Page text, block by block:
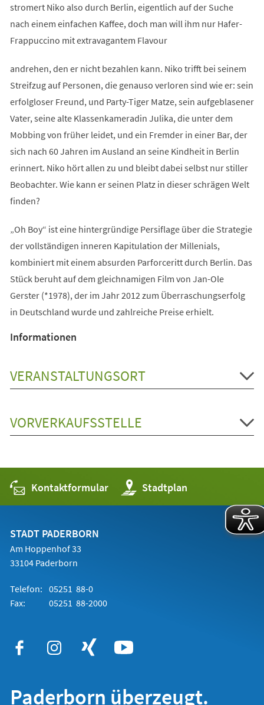
stromert Niko also durch Berlin, eigentlich auf der Suche
nach einem einfachen Kaffee, doch man will ihm nur Hafer-
Frappuccino mit extravagantem Flavour
andrehen, den er nicht bezahlen kann. Niko trifft bei seinem
Streifzug auf Personen, die genauso verloren sind wie er: sein
erfolgloser Freund, und Party-Tiger Matze, sein aufgeblasener
Vater, seine alte Klassenkameradin Julika, die unter dem
Mobbing von früher leidet, und ein Fremder in einer Bar, der
sich nach 60 Jahren im Ausland an seine Kindheit in Berlin
erinnert. Niko hört allen zu und bleibt dabei selbst nur stiller
Beobachter. Wie kann er seinen Platz in dieser schrägen Welt
finden?
„Oh Boy“ ist eine hintergründige Persiflage über die Strategie
der vollständigen inneren Kapitulation der Millenials,
kombiniert mit einem absurden Parforceritt durch Berlin. Das
Stück beruht auf dem gleichnamigen Film von Jan-Ole
Gerster (*1978), der im Jahr 2012 zum Überraschungserfolg
in Deutschland wurde und zahlreiche Preise erhielt.
Informationen
VERANSTALTUNGSORT
VORVERKAUFSSTELLE
Kontaktformular Stadtplan
(Öffnet
in
einem
STADT PADERBORN
Am Hoppenhof 33
33104 Paderborn
Telefon: 05251 88-0
Fax:
05251 88-2000
Paderborn überzeugt.